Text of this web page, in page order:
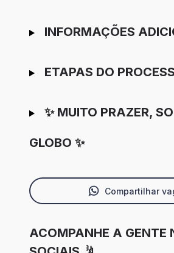
INFORMAÇÕES
ETAPAS DO
✨ MUITO PRAZER,
GLOBO ✨
Compartilhar
ACOMPANHE A GENTE